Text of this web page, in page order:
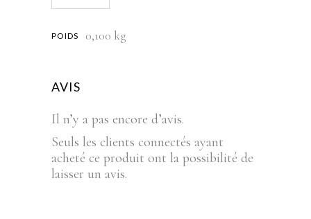
POIDS 0,100 kg
AVIS
Il n’y a pas encore d’avis.
Seuls les clients connectés ayant
acheté ce produit ont la possibilité de
laisser un avis.